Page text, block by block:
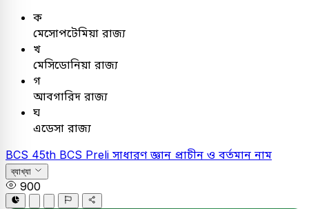
ক
মেসোপটেমিয়া রাজ্য
খ
মেসিডোনিয়া রাজ্য
গ
আবগারিদ রাজ্য
ঘ
এডেসা রাজ্য
BCS 45th BCS Preli সাধারণ জ্ঞান প্রাচীন ও বর্তমান নাম
ব্যাখ্যা
900